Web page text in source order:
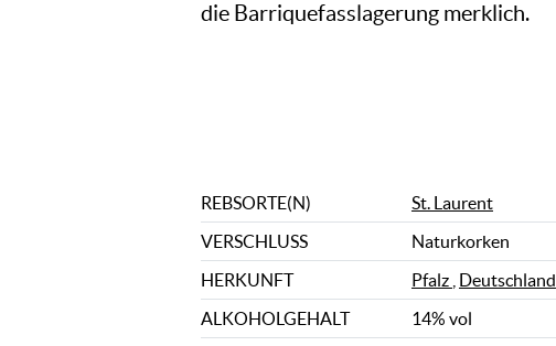
die Barriquefasslagerung merklich.
REBSORTE(N) St. Laurent
VERSCHLUSS
Naturkorken
HERKUNFT
Pfalz Deutschland
ALKOHOLGEHALT
14% vol